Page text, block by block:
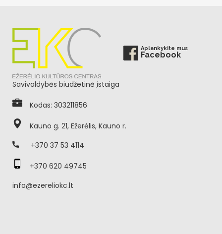
Aplankykite mus
Facebook
Savivaldybės biudžetinė įstaiga
Kodas: 303211856
Kauno g. 21, Ežerėlis, Kauno r.
+370 37 53 4114
+370 620 49745
info@ezereliokc.lt